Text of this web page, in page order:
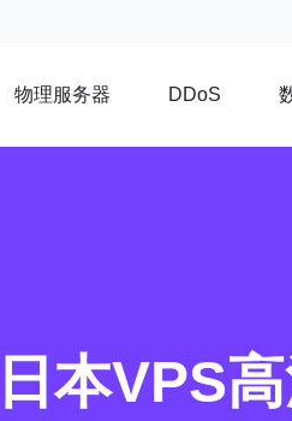
物理服务器 DDoS
日本VPS